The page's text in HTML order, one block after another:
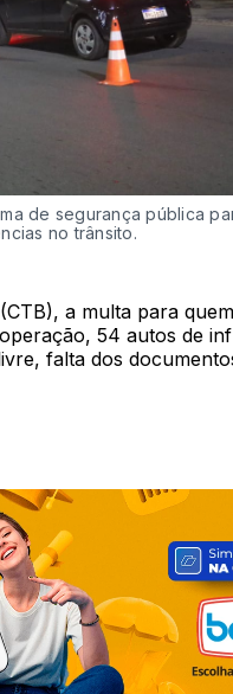
de segurança pública
no trânsito.
a multa para
54 autos de
falta dos